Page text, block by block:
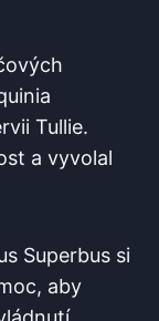
Tullie.
a vyvolal
Superbus si
aby